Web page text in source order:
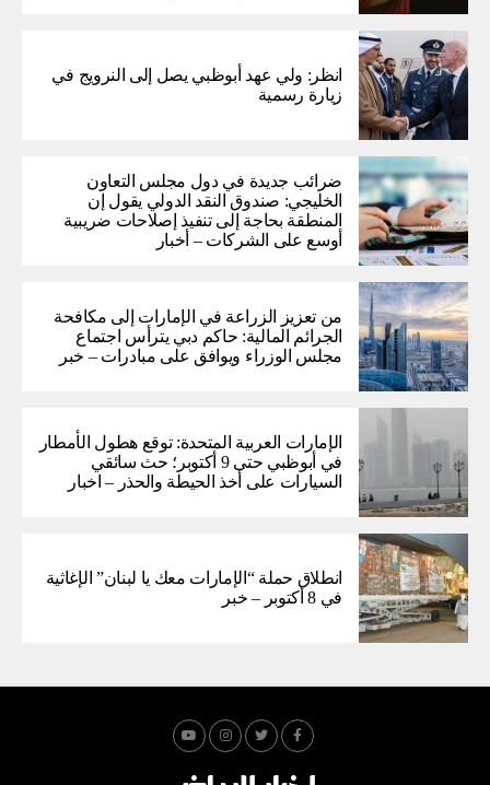
انظر: ولي عهد أبوظبي يصل إلى النرويج في
زيارة رسمية
ضرائب جديدة في دول مجلس التعاون
الخليجي: صندوق النقد الدولي يقول إن
المنطقة بحاجة إلى تنفيذ إصلاحات ضريبية
أوسع على الشركات – أخبار
من تعزيز الزراعة في الإمارات إلى مكافحة
الجرائم المالية: حاكم دبي يترأس اجتماع
مجلس الوزراء ويوافق على مبادرات – خبر
الإمارات العربية المتحدة: توقع هطول الأمطار
في أبوظبي حتى 9 أكتوبر؛ حث سائقي
السيارات على أخذ الحيطة والحذر – اخبار
انطلاق حملة “الإمارات معك يا لبنان” الإغاثية
في 8 أكتوبر – خبر